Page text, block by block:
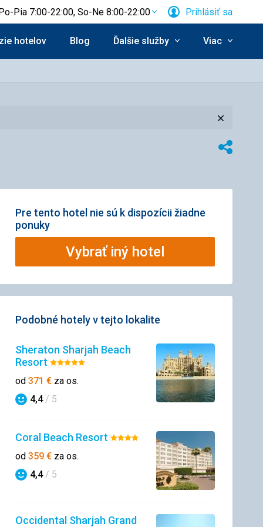
Pia 7:00-22:00, So-Ne 8:00-22:00 Prihlásiť sa
hotelov Blog Ďalšie služby Viac
Zdieľať
Pre tento hotel nie sú k dispozícii žiadne
ponuky
Vybrať iný hotel
Podobné hotely v tejto lokalite
Sheraton Sharjah Beach
Resort Hodnotenie:
5/5
od 371 € za os.
Hodnotenie
4,4/ 5
Coral Beach Resort Hodnotenie:
od 359 € za os.
Hodnotenie
4,4/ 5
Occidental Sharjah Grand